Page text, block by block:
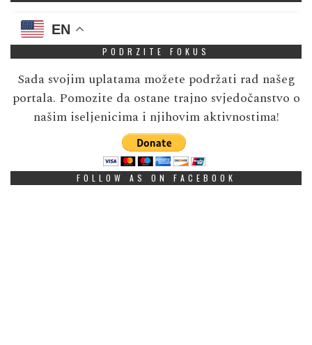
EN
PODRZITE FOKUS
Sada svojim uplatama možete podržati rad našeg
portala. Pomozite da ostane trajno svjedočanstvo o
našim iseljenicima i njihovim aktivnostima!
FOLLOW AS ON FACEBOOK